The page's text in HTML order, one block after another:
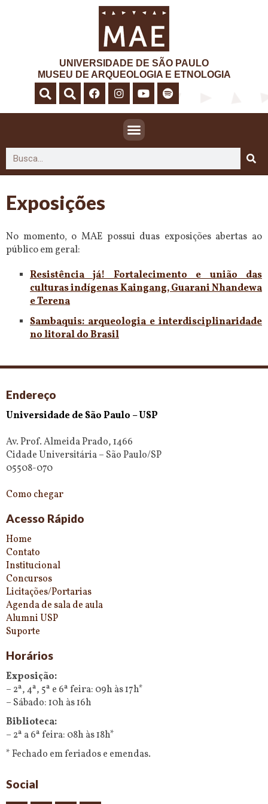
UNIVERSIDADE DE SÃO PAULO
MUSEU DE ARQUEOLOGIA E ETNOLOGIA
Exposições
No momento, o MAE possui duas exposições abertas ao
público em geral:
Resistência já! Fortalecimento e união das
culturas indígenas Kaingang, Guarani Nhandewa
e Terena
Sambaquis: arqueologia e interdisciplinaridade
no litoral do Brasil
Endereço
Universidade de São Paulo – USP
Av. Prof. Almeida Prado, 1466
Cidade Universitária – São Paulo/SP
05508-070
Como chegar
Acesso Rápido
Home
Contato
Institucional
Concursos
Licitações/Portarias
Agenda de sala de aula
Alumni USP
Suporte
Horários
Exposição:
– 2ª, 4ª, 5ª e 6ª feira: 09h às 17h*
– Sábado: 10h às 16h
Biblioteca:
– 2ª a 6ª feira: 08h às 18h*
* Fechado em feriados e emendas.
Social